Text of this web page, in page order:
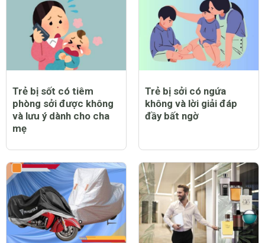
Trẻ bị sốt có tiêm
phòng sởi được không
và lưu ý dành cho cha
mẹ
Trẻ bị sởi có ngứa
không và lời giải đáp
đầy bất ngờ